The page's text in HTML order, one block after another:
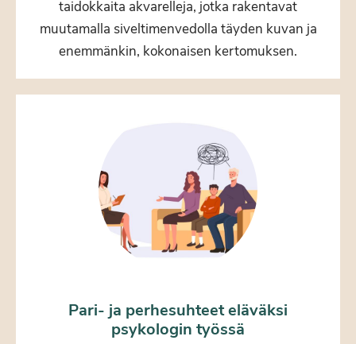
taidokkaita akvarelleja, jotka rakentavat
muutamalla siveltimenvedolla täyden kuvan ja
enemmänkin, kokonaisen kertomuksen.
Pari- ja perhesuhteet eläväksi
psykologin työssä